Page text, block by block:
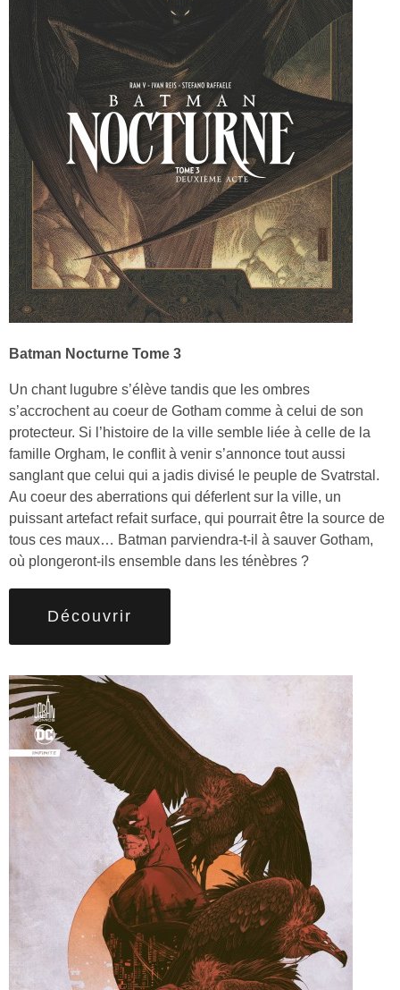
Batman Nocturne Tome 3
Un chant lugubre s’élève tandis que les ombres
s’accrochent au coeur de Gotham comme à celui de son
protecteur. Si l’histoire de la ville semble liée à celle de la
famille Orgham, le conflit à venir s’annonce tout aussi
sanglant que celui qui a jadis divisé le peuple de Svatrstal.
Au coeur des aberrations qui déferlent sur la ville, un
puissant artefact refait surface, qui pourrait être la source de
tous ces maux… Batman parviendra-t-il à sauver Gotham,
où plongeront-ils ensemble dans les ténèbres ?
Découvrir